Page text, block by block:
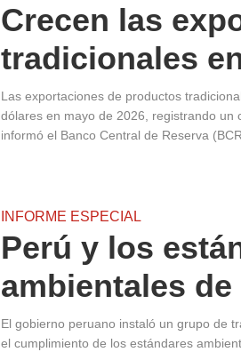
Crecen las
tradicionales
Las exportaciones de productos
dólares en mayo de 2026, registrando un
informó el Banco Central de Reserva
INFORME ESPECIAL
Perú y los
ambientales de
El gobierno peruano instaló un grupo de
el cumplimiento de los estándares